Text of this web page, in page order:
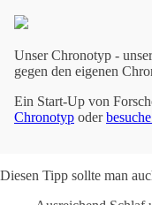
Unser Chronotyp -
gegen den eigenen
Ein Start-Up von
Chronotyp oder
Diesen Tipp sollte man